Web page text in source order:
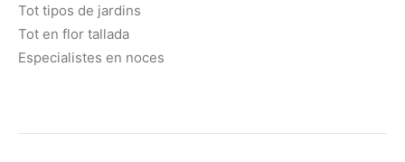
Tot tipos de jardins
Tot en flor tallada
Especialistes en noces